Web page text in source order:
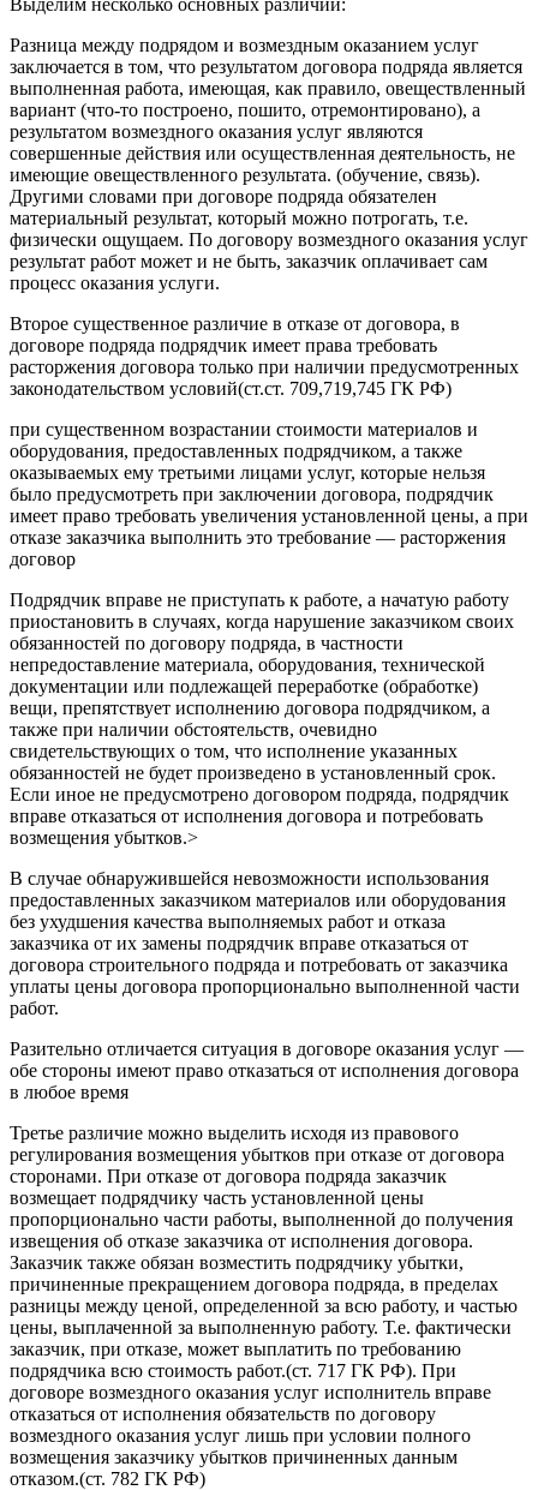
Разница между подрядом и возмездным оказанием услуг
заключается в том, что результатом договора подряда является
выполненная работа, имеющая, как правило, овеществленный
вариант (что-то построено, пошито, отремонтировано), а
результатом возмездного оказания услуг являются
совершенные действия или осуществленная деятельность, не
имеющие овеществленного результата. (обучение, связь).
Другими словами при договоре подряда обязателен
материальный результат, который можно потрогать, т.е.
физически ощущаем. По договору возмездного оказания услуг
результат работ может и не быть, заказчик оплачивает сам
процесс оказания услуги.
Второе существенное различие в отказе от договора, в
договоре подряда подрядчик имеет права требовать
расторжения договора только при наличии предусмотренных
законодательством условий(ст.ст. 709,719,745 ГК РФ)
при существенном возрастании стоимости материалов и
оборудования, предоставленных подрядчиком, а также
оказываемых ему третьими лицами услуг, которые нельзя
было предусмотреть при заключении договора, подрядчик
имеет право требовать увеличения установленной цены, а при
отказе заказчика выполнить это требование — расторжения
договор
Подрядчик вправе не приступать к работе, а начатую работу
приостановить в случаях, когда нарушение заказчиком своих
обязанностей по договору подряда, в частности
непредоставление материала, оборудования, технической
документации или подлежащей переработке (обработке)
вещи, препятствует исполнению договора подрядчиком, а
также при наличии обстоятельств, очевидно
свидетельствующих о том, что исполнение указанных
обязанностей не будет произведено в установленный срок.
Если иное не предусмотрено договором подряда, подрядчик
вправе отказаться от исполнения договора и потребовать
возмещения убытков.>
В случае обнаружившейся невозможности использования
предоставленных заказчиком материалов или оборудования
без ухудшения качества выполняемых работ и отказа
заказчика от их замены подрядчик вправе отказаться от
договора строительного подряда и потребовать от заказчика
уплаты цены договора пропорционально выполненной части
работ.
Разительно отличается ситуация в договоре оказания услуг —
обе стороны имеют право отказаться от исполнения договора
в любое время
Третье различие можно выделить исходя из правового
регулирования возмещения убытков при отказе от договора
сторонами. При отказе от договора подряда заказчик
возмещает подрядчику часть установленной цены
пропорционально части работы, выполненной до получения
извещения об отказе заказчика от исполнения договора.
Заказчик также обязан возместить подрядчику убытки,
причиненные прекращением договора подряда, в пределах
разницы между ценой, определенной за всю работу, и частью
цены, выплаченной за выполненную работу. Т.е. фактически
заказчик, при отказе, может выплатить по требованию
подрядчика всю стоимость работ.(ст. 717 ГК РФ). При
договоре возмездного оказания услуг исполнитель вправе
отказаться от исполнения обязательств по договору
возмездного оказания услуг лишь при условии полного
возмещения заказчику убытков причиненных данным
отказом.(ст. 782 ГК РФ)